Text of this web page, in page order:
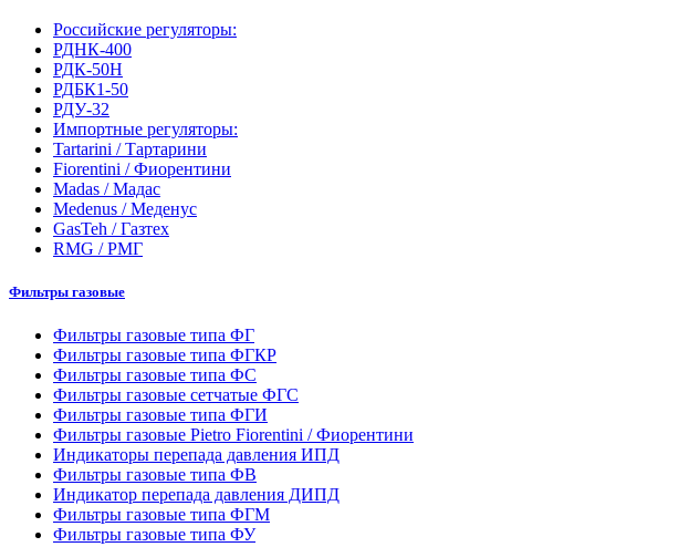
Российские регуляторы:
РДНК-400
РДК-50Н
РДБК1-50
РДУ-32
Импортные регуляторы:
Tartarini / Тартарини
Fiorentini / Фиорентини
Madas / Мадас
Medenus / Меденус
GasTeh / Газтех
RMG / РМГ
Фильтры газовые
Фильтры газовые типа ФГ
Фильтры газовые типа ФГКР
Фильтры газовые типа ФС
Фильтры газовые сетчатые ФГС
Фильтры газовые типа ФГИ
Фильтры газовые Pietro Fiorentini / Фиорентини
Индикаторы перепада давления ИПД
Фильтры газовые типа ФВ
Индикатор перепада давления ДИПД
Фильтры газовые типа ФГМ
Фильтры газовые типа ФУ